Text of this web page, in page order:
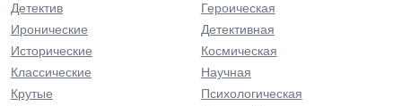
Детектив
Иронические
Исторические
Классические
Крутые
Героическая
Детективная
Космическая
Научная
Психологическая